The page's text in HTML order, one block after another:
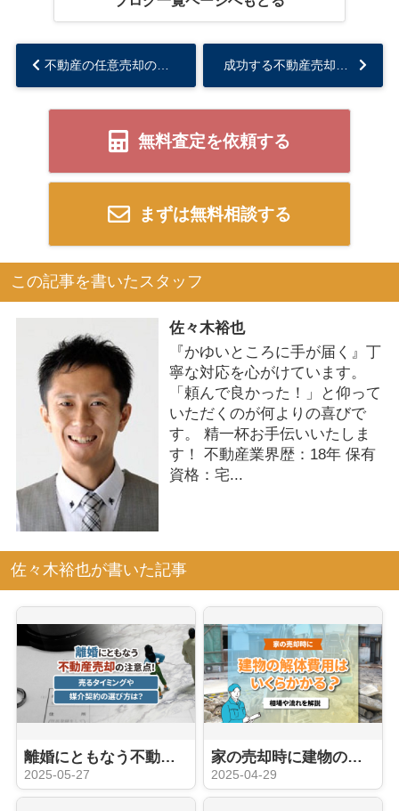
不動産の任意売却の実例大公開！任意売却を決断するケースとは？...
無料査定を依頼する
まずは無料相談する
この記事を書いたスタッフ
佐々木裕也
『かゆいところに手が届く』丁
寧な対応を心がけています。
「頼んで良かった！」と仰って
いただくのが何よりの喜びで
す。 精一杯お手伝いいたしま
す！ 不動産業界歴：18年 保有
資格：宅...
佐々木裕也が書いた記事
離婚にともなう不動産売却の注意点！売るタイミングや媒介契約の選び方は？
2025-05-27
家の売却時に建物の解体費用はいくらかかる？相場や流れを解説
2025-04-29